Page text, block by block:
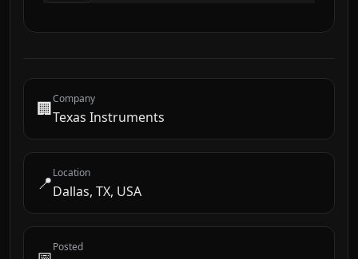
🏢Company
Texas Instruments
📍Location
Dallas, TX, USA
Posted